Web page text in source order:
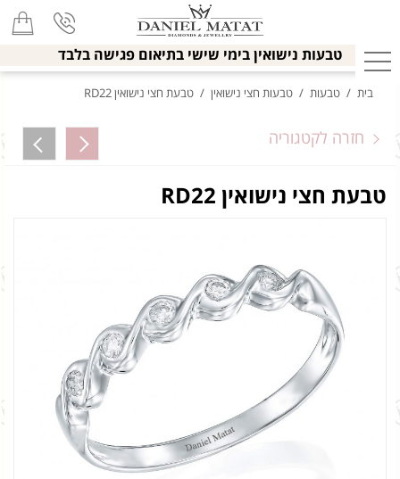
טבעות נישואין בימי שישי בתיאום פגישה בלבד
בית / טבעות / טבעות חצי נישואין / טבעת חצי נישואין RD22
חזרה לקטגוריה
טבעת חצי נישואין RD22